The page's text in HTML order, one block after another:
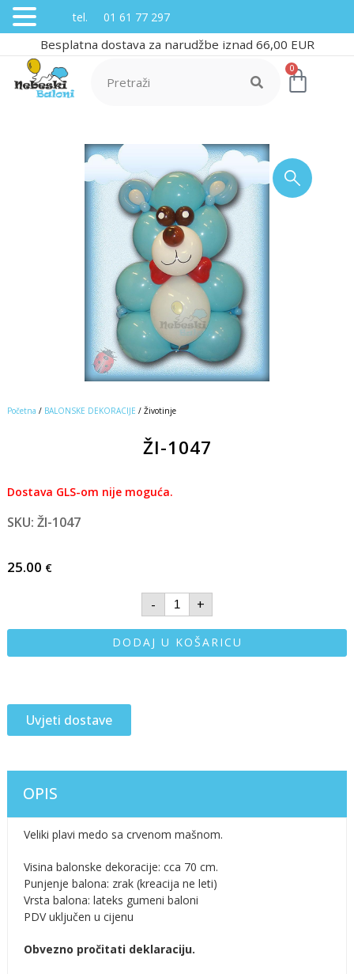
Besplatna dostava za narudžbe iznad 66,00 EUR
0
Početna / BALONSKE DEKORACIJE / Životinje
ŽI-1047
Dostava GLS-om nije moguća.
SKU: ŽI-1047
25.00 €
- +
DODAJ U KOŠARICU
Uvjeti dostave
OPIS
Veliki plavi medo sa crvenom mašnom.
Visina balonske dekoracije: cca 70 cm.
Punjenje balona: zrak (kreacija ne leti)
Vrsta balona: lateks gumeni baloni
PDV uključen u cijenu
Obvezno pročitati deklaraciju.
tel. 01 61 77 297